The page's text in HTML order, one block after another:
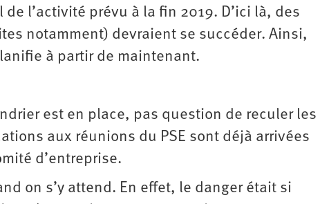
l’activité prévu à la fin 2019. D’ici là, des
notamment) devraient se succéder. Ainsi,
à partir de maintenant.
est en place, pas question de reculer les
aux réunions du PSE sont déjà arrivées
d’entreprise.
on s’y attend. En effet, le danger était si